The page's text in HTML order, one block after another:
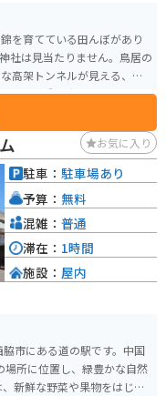
を育てている田んぼがあり
社は見当たりません。鳥居の
高架トンネルが見える、そ
古くから
神社は、播磨国賀茂郡の式
って八十枉津日神が祀られ
の賊を征伐した際に神託を
る逸話（伝説）が残る神社
定され、地面も掃き清めら
お気に入り
市にある道の駅です。中国
駐車： 駐車場あり
予算： 無料
混雑： 普通
滞在： 1時間
施設： 屋内